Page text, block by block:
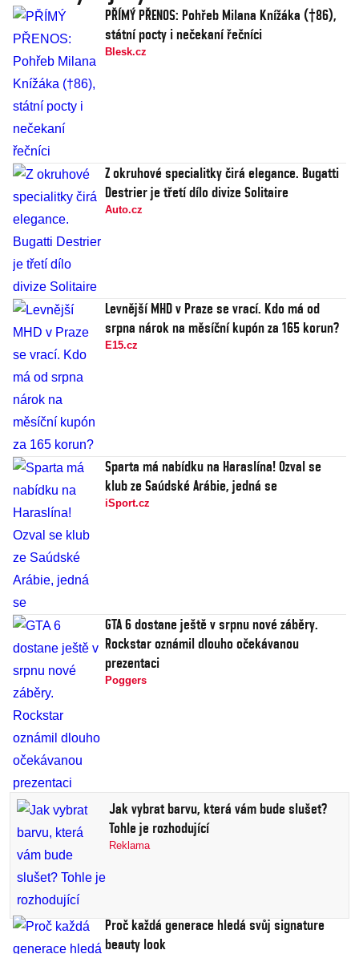
PŘÍMÝ PŘENOS: Pohřeb Milana Knížáka (†86),
státní pocty i nečekaní řečníci
Blesk.cz
Z okruhové specialitky čirá elegance. Bugatti
Destrier je třetí dílo divize Solitaire
Auto.cz
Levnější MHD v Praze se vrací. Kdo má od
srpna nárok na měsíční kupón za 165 korun?
E15.cz
Sparta má nabídku na Haraslína! Ozval se
klub ze Saúdské Arábie, jedná se
iSport.cz
GTA 6 dostane ještě v srpnu nové záběry.
Rockstar oznámil dlouho očekávanou
prezentaci
Poggers
Jak vybrat barvu, která vám bude slušet?
Tohle je rozhodující
Reklama
Proč každá generace hledá svůj signature
beauty look